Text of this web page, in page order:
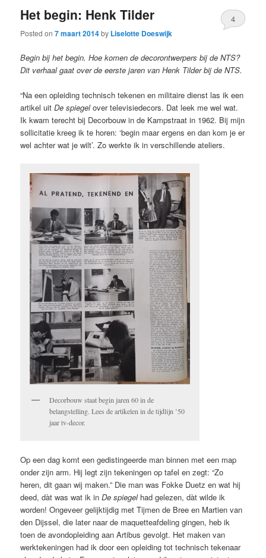
Het begin: Henk Tilder
Posted on7 maart 2014by Liselotte Doeswijk
4
Begin bij het begin. Hoe komen de decorontwerpers bij de NTS?
Dit verhaal gaat over de eerste jaren van Henk Tilder bij de NTS.
“Na een opleiding technisch tekenen en militaire dienst las ik een
artikel uitDe spiegelover televisiedecors. Dat leek me wel wat.
Ik kwam terecht bij Decorbouw in de Kampstraat in 1962. Bij mijn
sollicitatie kreeg ik te horen: ‘begin maar ergens en dan kom je er
wel achter wat je wilt’. Zo werkte ik in verschillende ateliers.
Decorbouw staat begin jaren 60 in de
belangstelling. Lees de artikelen in de tijdlijn ’50
jaar tv-decor.
Op een dag komt een gedistingeerde man binnen met een map
onder zijn arm. Hij legt zijn tekeningen op tafel en zegt: “Zo
heren, dit gaan wij maken.” Die man was Fokke Duetz en wat hij
deed, dàt was wat ik inDe spiegelhad gelezen, dàt wilde ik
worden! Ongeveer gelijktijdig met Tijmen de Bree en Martien van
den Dijssel, die later naar de maquetteafdeling gingen, heb ik
toen de avondopleiding aan Artibus gevolgt. Het maken van
werktekeningen had ik door een opleiding tot technisch tekenaar